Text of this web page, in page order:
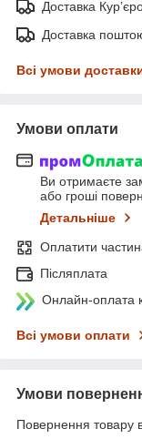
Доставка
Доставка
Всі умови
Умови оплати
Ви отримаєте
або гроші
Детальніше
Оплатити
Післяплата
Онлайн-оплата
Всі умови оплати
Умови
Повернення товару